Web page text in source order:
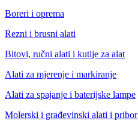
Boreri i oprema
Rezni i brusni alati
Bitovi, ručni alati i kutije za alat
Alati za mjerenje i markiranje
Alati za spajanje i baterijske lampe
Molerski i građevinski alati i pribor